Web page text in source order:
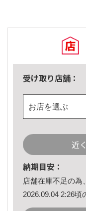
受け取り店舗：
お店を選ぶ
近
納期目安：
店舗在庫不足の為
2026.09.04 2:26頃